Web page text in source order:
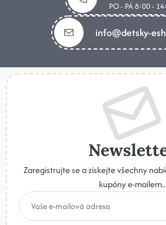
PO - PÁ 8:00 -
info@detsky-
Zaregistrujte se a získejte všechny
kupóny e-mailem..